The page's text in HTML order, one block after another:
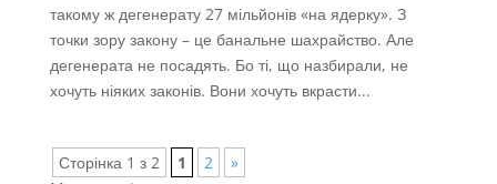
такому ж дегенерату 27 мільйонів «на ядерку». З
точки зору закону – це банальне шахрайство. Але
дегенерата не посадять. Бо ті, що назбирали, не
хочуть ніяких законів. Вони хочуть вкрасти...
Сторінка 1 з 2 1 2
»